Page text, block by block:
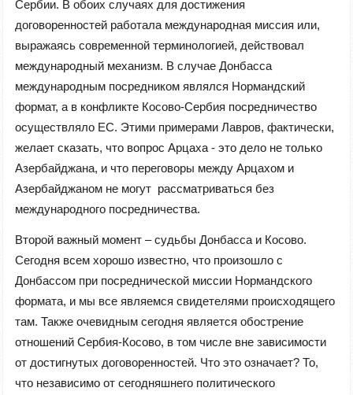
Сербии. В обоих случаях для достижения
договоренностей работала международная миссия или,
выражаясь современной терминологией, действовал
международный механизм. В случае Донбасса
международным посредником являлся Нормандский
формат, а в конфликте Косово-Сербия посредничество
осуществляло ЕС. Этими примерами Лавров, фактически,
желает сказать, что вопрос Арцаха - это дело не только
Азербайджана, и что переговоры между Арцахом и
Азербайджаном не могут рассматриваться без
международного посредничества.
Второй важный момент – судьбы Донбасса и Косово.
Сегодня всем хорошо известно, что произошло с
Донбассом при посреднической миссии Нормандского
формата, и мы все являемся свидетелями происходящего
там. Также очевидным сегодня является обострение
отношений Сербия-Косово, в том числе вне зависимости
от достигнутых договоренностей. Что это означает? То,
что независимо от сегодняшнего политического